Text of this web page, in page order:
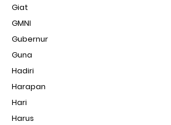
Giat
GMNI
Gubernur
Guna
Hadiri
Harapan
Hari
Harus